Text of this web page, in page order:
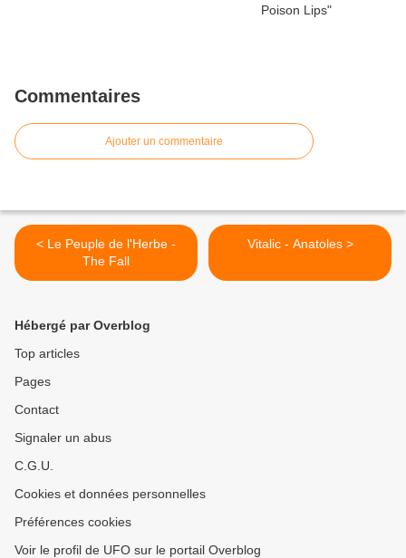
Commentaires
Ajouter un commentaire
< Le Peuple de l'Herbe -
The Fall
Vitalic - Anatoles >
Hébergé par Overblog
Top articles
Pages
Contact
Signaler un abus
C.G.U.
Cookies et données personnelles
Préférences cookies
Voir le profil de UFO sur le portail Overblog